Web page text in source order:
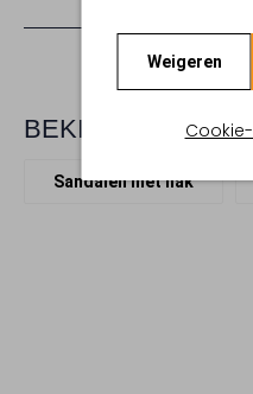
Weigeren
BEKIJK MEER
Sandalen met hak